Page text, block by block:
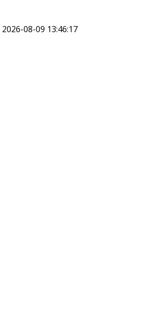
2026-08-09 13:46:17